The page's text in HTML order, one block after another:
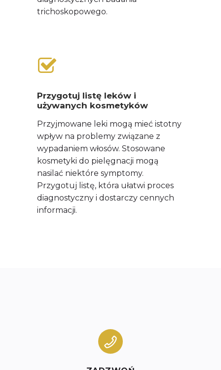
trichoskopowego.
Przygotuj listę leków i
używanych kosmetyków
Przyjmowane leki mogą mieć istotny
wpływ na problemy związane z
wypadaniem włosów. Stosowane
kosmetyki do pielęgnacji mogą
nasilać niektóre symptomy.
Przygotuj listę, która ułatwi proces
diagnostyczny i dostarczy cennych
informacji.